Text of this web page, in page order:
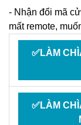
- Nhận đổi mã
mất remote,
✅LÀM
✅LÀM